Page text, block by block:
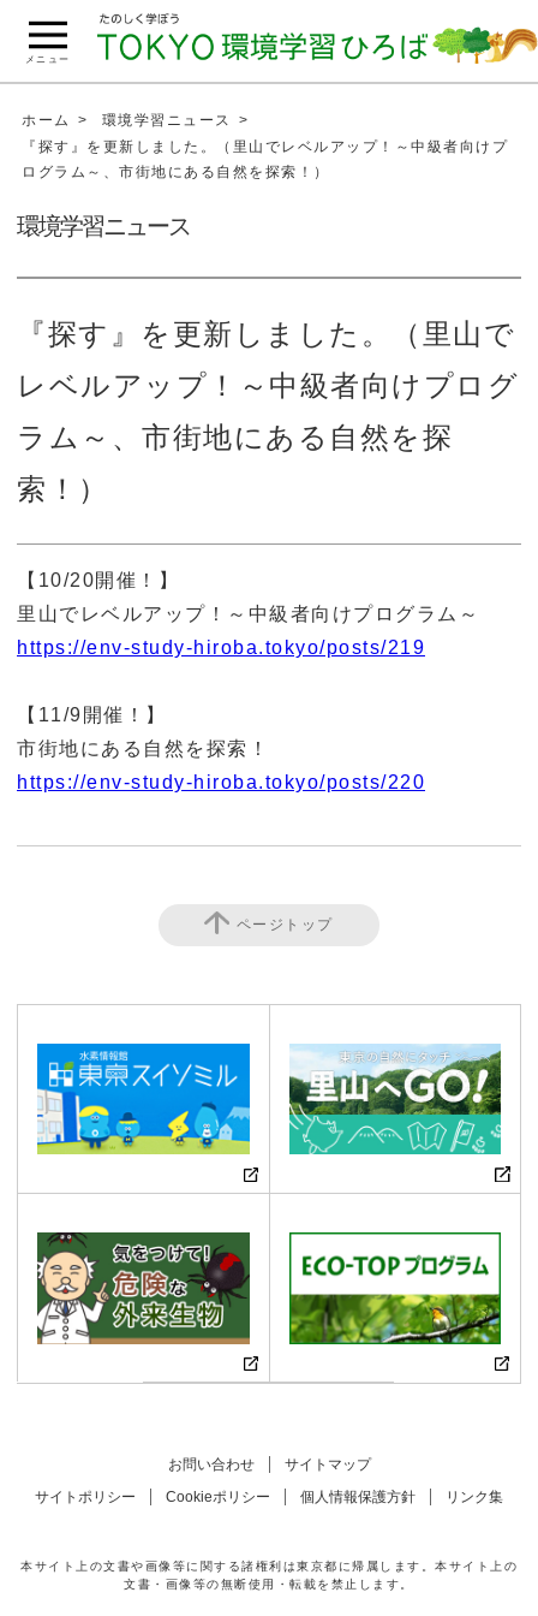
ペ
へ
メニュー
ホーム
環境学習ニュース
『探す』を更新しました。（里山でレベルアップ！～中級者向けプ
ログラム～、市街地にある自然を探索！）
環境学習ニュース
『探す』を更新しました。（里山で
レベルアップ！～中級者向けプログ
ラム～、市街地にある自然を探
索！）
【10/20開催！】
里山でレベルアップ！～中級者向けプログラム～
https://env-study-hiroba.tokyo/posts/219
【11/9開催！】
市街地にある自然を探索！
https://env-study-hiroba.tokyo/posts/220
ページトップ
お問い合わせ
サイトマップ
サイトポリシー
Cookieポリシー 個人情報保護方針 リンク集
本サイト上の文書や画像等に関する諸権利は東京都に帰属します。本サイト上の
文書・画像等の無断使用・転載を禁止します。